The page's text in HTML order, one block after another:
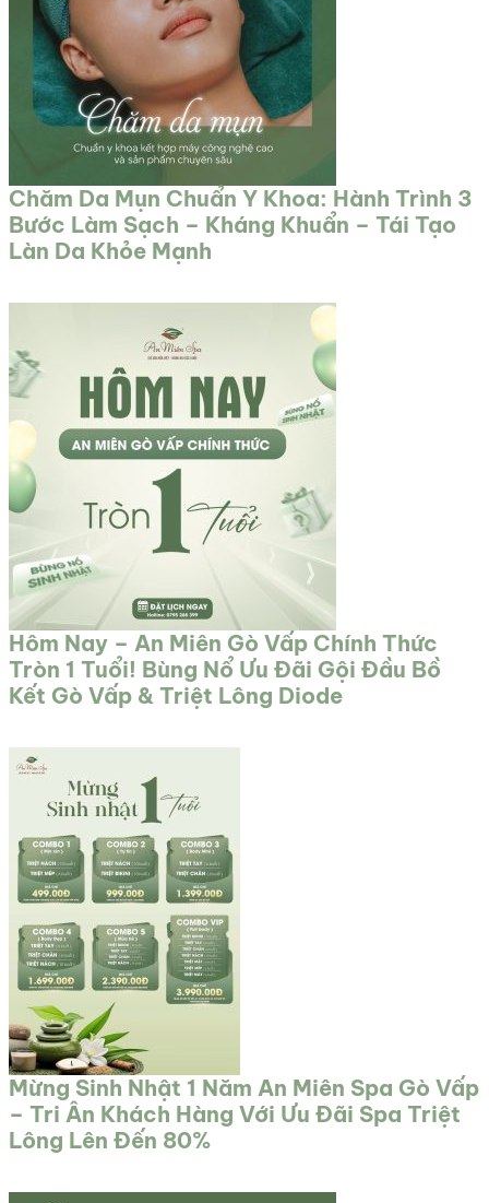
Chăm Da Mụn Chuẩn Y Khoa: Hành Trình 3
Bước Làm Sạch – Kháng Khuẩn – Tái Tạo
Làn Da Khỏe Mạnh
Hôm Nay – An Miên Gò Vấp Chính Thức
Tròn 1 Tuổi! Bùng Nổ Ưu Đãi Gội Đầu Bồ
Kết Gò Vấp & Triệt Lông Diode
Mừng Sinh Nhật 1 Năm An Miên Spa Gò Vấp
– Tri Ân Khách Hàng Với Ưu Đãi Spa Triệt
Lông Lên Đến 80%